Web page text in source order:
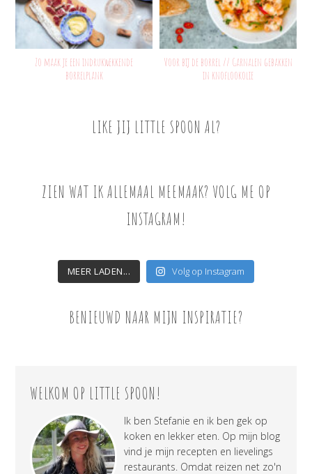
Zo maak je een indrukwekkende
borrelplank
Voor bij de borrel // Garnalen gebakken
in knoflookolie
LIKE JIJ LITTLE SPOON AL?
ZIEN WAT IK ALLEMAAL MEEMAAK? VOLG ME OP
INSTAGRAM!
MEER LADEN... Volg op Instagram
BENIEUWD NAAR MIJN INSPIRATIE?
WELKOM OP LITTLE SPOON!
Ik ben Stefanie en ik ben gek op
koken en lekker eten. Op mijn blog
vind je mijn recepten en lievelings
restaurants. Omdat reizen net zo'n